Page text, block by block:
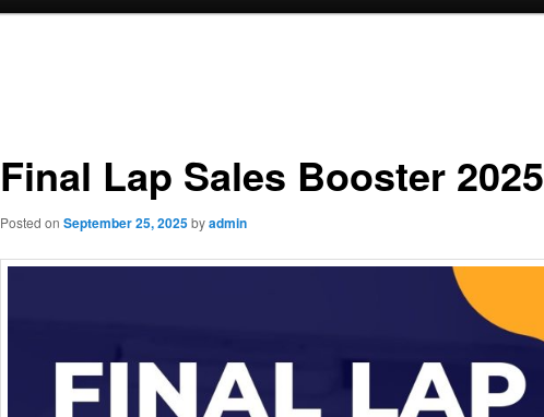
Final Lap Sales Booster 2025
Posted on September 25, 2025byadmin